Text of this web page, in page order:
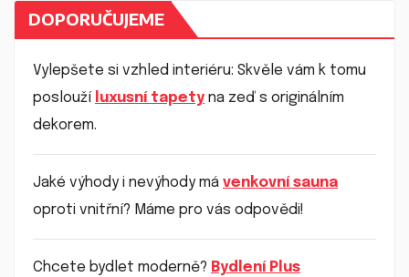
DOPORUČUJEME
Vylepšete si vzhled interiéru: Skvěle vám k tomu
poslouží
luxusní tapety na zeď s originálním
dekorem.
Jaké výhody i nevýhody má venkovní sauna
oproti vnitřní? Máme pro vás odpovědi!
Chcete bydlet moderně? Bydlení Plus